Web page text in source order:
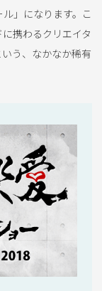
」になります。こ
携わるクリエイタ
う、なかなか稀有